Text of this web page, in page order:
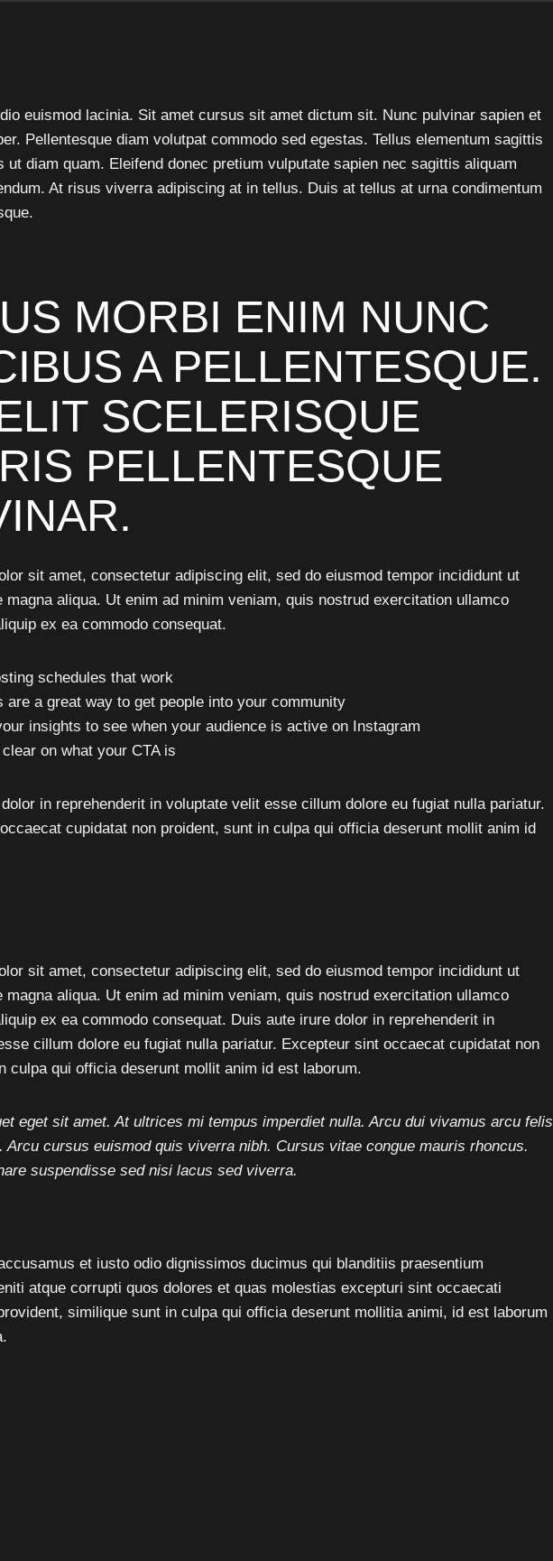
euismod lacinia. Sit amet cursus sit amet dictum sit. Nunc pulvinar sapien et
Pellentesque diam volutpat commodo sed egestas. Tellus elementum sagittis
ut diam quam. Eleifend donec pretium vulputate sapien nec sagittis aliquam
At risus viverra adipiscing at in tellus. Duis at tellus at urna condimentum
MORBI ENIM NUNC
A PELLENTESQUE.
SCELERISQUE
PELLENTESQUE
sit amet, consectetur adipiscing elit, sed do eiusmod tempor incididunt ut
magna aliqua. Ut enim ad minim veniam, quis nostrud exercitation ullamco
ex ea commodo consequat.
schedules that work
are a great way to get people into your community
insights to see when your audience is active on Instagram
on what your CTA is
in reprehenderit in voluptate velit esse cillum dolore eu fugiat nulla pariatur.
cupidatat non proident, sunt in culpa qui officia deserunt mollit anim id
sit amet, consectetur adipiscing elit, sed do eiusmod tempor incididunt ut
magna aliqua. Ut enim ad minim veniam, quis nostrud exercitation ullamco
ex ea commodo consequat. Duis aute irure dolor in reprehenderit in
cillum dolore eu fugiat nulla pariatur. Excepteur sint occaecat cupidatat non
culpa qui officia deserunt mollit anim id est laborum.
eget sit amet. At ultrices mi tempus imperdiet nulla. Arcu dui vivamus arcu felis
Arcu cursus euismod quis viverra nibh. Cursus vitae congue mauris rhoncus.
suspendisse sed nisi lacus sed viverra.
et iusto odio dignissimos ducimus qui blanditiis praesentium
atque corrupti quos dolores et quas molestias excepturi sint occaecati
similique sunt in culpa qui officia deserunt mollitia animi, id est laborum